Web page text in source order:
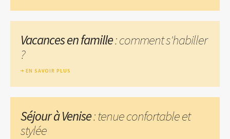
Vacances en famille: comment s'habiller
?
EN SAVOIR PLUS
Séjour à Venise: tenue confortable et
stylée